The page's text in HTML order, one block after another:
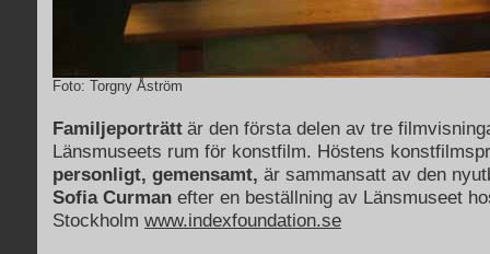
Foto: Torgny Åström
Familjeporträtt är den första delen av tre
Länsmuseets rum för konstfilm. Höstens
personligt, gemensamt, är sammansatt av den
Sofia Curman efter en beställning av Länsmuseet
Stockholm www.indexfoundation.se